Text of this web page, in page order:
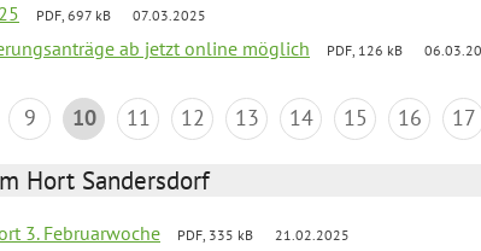
PDF, 697 kB 07.03.2025
ab jetzt online möglich PDF, 126 kB
9 10 11 12 13 14 15 16 17
Hort Sandersdorf
3. Februarwoche PDF, 335 kB 21.02.2025